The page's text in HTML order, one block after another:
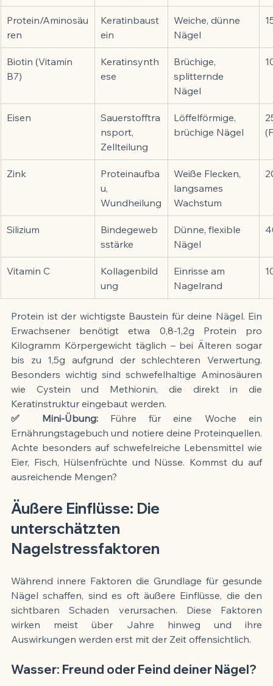
Protein/Aminosäu
ren
Keratinbaust
ein
Weiche, dünne
Nägel
Biotin (Vitamin
B7)
Keratinsynth
ese
Brüchige,
splitternde
Nägel
Eisen
Sauerstofftra
nsport,
Zellteilung
Löffelförmige,
brüchige Nägel
Zink
Proteinaufba
u,
Wundheilung
Weiße Flecken,
langsames
Wachstum
Silizium
Bindegeweb
sstärke
Dünne, flexible
Nägel
Vitamin C
Kollagenbild
ung
Einrisse am
Nagelrand
Protein ist der wichtigste Baustein für deine Nägel. Ein
Erwachsener benötigt etwa 0,8-1,2g Protein pro
Kilogramm Körpergewicht täglich – bei Älteren sogar
bis zu 1,5g aufgrund der schlechteren Verwertung.
Besonders wichtig sind schwefelhaltige Aminosäuren
wie Cystein und Methionin, die direkt in die
Keratinstruktur eingebaut werden.
✅ Mini-Übung: Führe für eine Woche ein
Ernährungstagebuch und notiere deine Proteinquellen.
Achte besonders auf schwefelreiche Lebensmittel wie
Eier, Fisch, Hülsenfrüchte und Nüsse. Kommst du auf
ausreichende Mengen?
Äußere Einflüsse: Die
unterschätzten
Nagelstressfaktoren
Während innere Faktoren die Grundlage für gesunde
Nägel schaffen, sind es oft äußere Einflüsse, die den
sichtbaren Schaden verursachen. Diese Faktoren
wirken meist über Jahre hinweg und ihre
Auswirkungen werden erst mit der Zeit offensichtlich.
Wasser: Freund oder Feind deiner Nägel?